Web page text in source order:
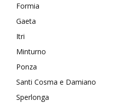
Formia
Gaeta
Itri
Minturno
Ponza
Santi Cosma e Damiano
Sperlonga